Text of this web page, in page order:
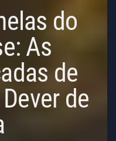
do
As
de
de